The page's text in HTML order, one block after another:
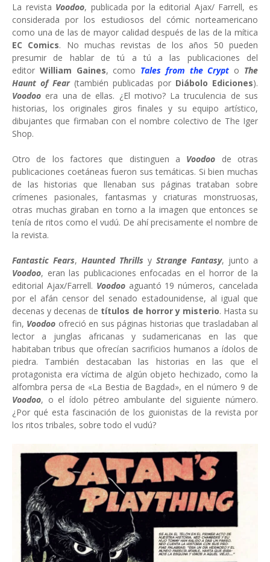
La revista Voodoo, publicada por la editorial Ajax/ Farrell, es
considerada por los estudiosos del cómic norteamericano
como una de las de mayor calidad después de las de la mítica
EC Comics. No muchas revistas de los años 50 pueden
presumir de hablar de tú a tú a las publicaciones del
editor William Gaines, como Tales from the Crypt o The
Haunt of Fear(también publicadas por Diábolo Ediciones).
Voodoo era una de ellas. ¿El motivo? La truculencia de sus
historias, los originales giros finales y su equipo artístico,
dibujantes que firmaban con el nombre colectivo de The Iger
Shop.
Otro de los factores que distinguen a Voodoo de otras
publicaciones coetáneas fueron sus temáticas. Si bien muchas
de las historias que llenaban sus páginas trataban sobre
crímenes pasionales, fantasmas y criaturas monstruosas,
otras muchas giraban en torno a la imagen que entonces se
tenía de ritos como el vudú. De ahí precisamente el nombre de
la revista.
Fantastic Fears, Haunted Thrills y Strange Fantasy, junto a
Voodoo, eran las publicaciones enfocadas en el horror de la
editorial Ajax/Farrell. Voodoo aguantó 19 números, cancelada
por el afán censor del senado estadounidense, al igual que
decenas y decenas de títulos de horror y misterio. Hasta su
fin, Voodoo ofreció en sus páginas historias que trasladaban al
lector a junglas africanas y sudamericanas en las que
habitaban tribus que ofrecían sacrificios humanos a ídolos de
piedra. También destacaban las historias en las que el
protagonista era víctima de algún objeto hechizado, como la
alfombra persa de «La Bestia de Bagdad», en el número 9 de
Voodoo, o el ídolo pétreo ambulante del siguiente número.
¿Por qué esta fascinación de los guionistas de la revista por
los ritos tribales, sobre todo el vudú?